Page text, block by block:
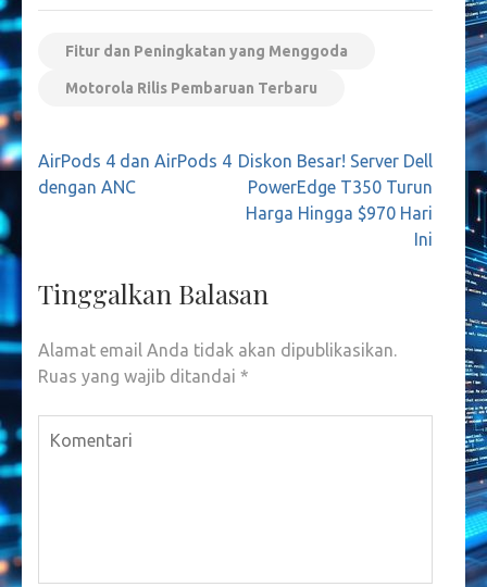
Fitur dan Peningkatan yang Menggoda
Motorola Rilis Pembaruan Terbaru
Navigasi
pos
AirPods 4 dan AirPods 4
dengan ANC
Diskon Besar! Server Dell
PowerEdge T350 Turun
Harga Hingga $970 Hari
Ini
Tinggalkan Balasan
Alamat email Anda tidak akan dipublikasikan.
Ruas yang wajib ditandai *